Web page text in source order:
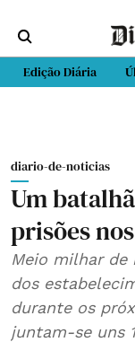
Edição Diária
diario-de-noticias
Um
prisões
Meio milhar
dos
durante os
juntam-se uns